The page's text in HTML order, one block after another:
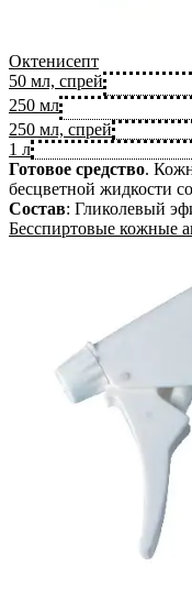
Октенисепт
50 мл, спрей
250 мл
250 мл, спрей
1 л
Готовое средство.
бесцветной жидкости
Состав: Гликолевый
Бесспиртовые кожные